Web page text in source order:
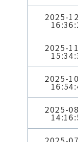
2025-
2025-
2025-
2025-